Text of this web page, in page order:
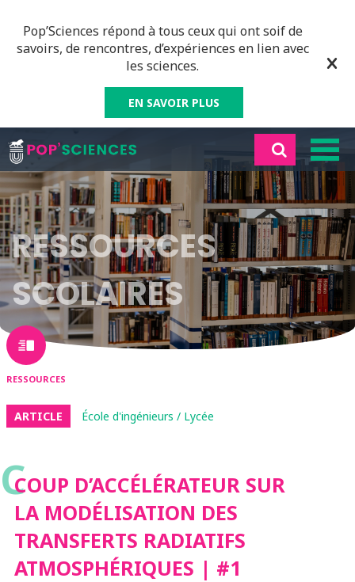
Pop’Sciences répond à tous ceux qui ont soif de
savoirs, de rencontres, d’expériences en lien avec
les sciences.
EN SAVOIR PLUS
RESSOURCES
SCOLAIRES
RESSOURCES
ARTICLE École d'ingénieurs / Lycée
CCOUP D’ACCÉLÉRATEUR SUR
LA MODÉLISATION DES
TRANSFERTS RADIATIFS
ATMOSPHÉRIQUES | #1